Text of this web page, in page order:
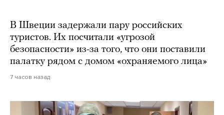
В Швеции задержали пару российских
туристов. Их посчитали «угрозой
безопасности» из-за того, что они поставили
палатку рядом с домом «охраняемого лица»
7 часов назад